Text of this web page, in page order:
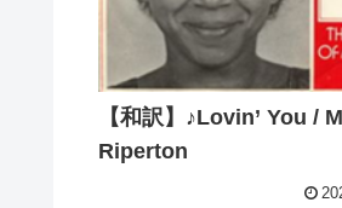
【和訳】♪Lovin’ You /
Riperton